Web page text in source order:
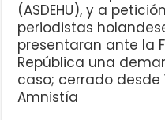
(ASDEHU), y a
periodistas
presentaran ante la
República una
caso; cerrado desde
Amnistía